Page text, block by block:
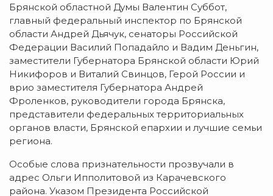
Брянской областной Думы Валентин Суббот,
главный федеральный инспектор по Брянской
области Андрей Дьячук, сенаторы Российской
Федерации Василий Попадайло и Вадим Деньгин,
заместители Губернатора Брянской области Юрий
Никифоров и Виталий Свинцов, Герой России и
врио заместителя Губернатора Андрей
Фроленков, руководители города Брянска,
представители федеральных территориальных
органов власти, Брянской епархии и лучшие семьи
региона.
Особые слова признательности прозвучали в
адрес Ольги Ипполитовой из Карачевского
района. Указом Президента Российской